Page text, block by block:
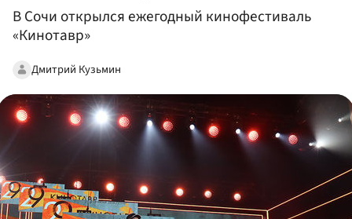
В Сочи открылся ежегодный кинофестиваль
«Кинотавр»
Дмитрий Кузьмин